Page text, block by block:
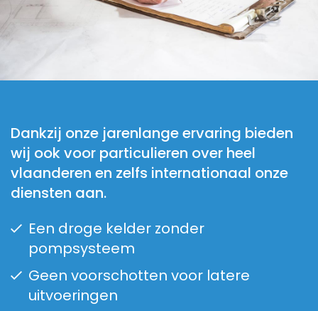
Dankzij onze jarenlange ervaring bieden
wij ook voor particulieren over heel
vlaanderen en zelfs internationaal onze
diensten aan.
Een droge kelder zonder
pompsysteem
Geen voorschotten voor latere
uitvoeringen